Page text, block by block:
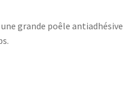
grande poêle antiadhésive